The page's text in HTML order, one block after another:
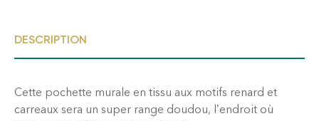
DESCRIPTION
Cette pochette murale en tissu aux motifs renard et
carreaux sera un super range doudou, l’endroit où